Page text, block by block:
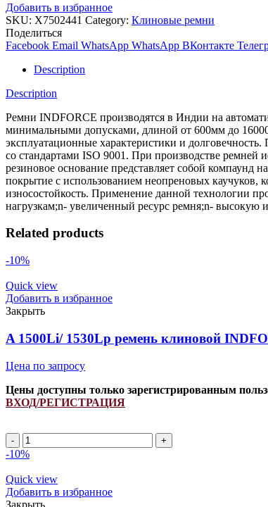
Добавить в избранное
SKU: X7502441 Category: Клиновые ремни
Поделиться
Facebook Email WhatsApp WhatsApp ВКонтакте
Description
Description
Ремни INDFORCE производятся в Индии на
минимальными допусками, длиной от 600мм до
эксплуатационные характеристики и
со стандартами ISO 9001. При производстве
резиновое основание представляет собой компаунд
покрытие с использованием неопреновых каучуков,
износостойкость. Применение данной технологии
нагрузкам;n- увеличенный ресурс ремня;n- высокую
Related products
-10%
Quick view
Добавить в избранное
Закрыть
A 1500Li/ 1530Lp ремень клиновой
Цена по запросу
Цены доступны только зарегистрированным
ВХОД/РЕГИСТРАЦИЯ
A
1500Li/
ремень
клиновой
INDFORCE
-10%
Quick view
Добавить в избранное
Закрыть